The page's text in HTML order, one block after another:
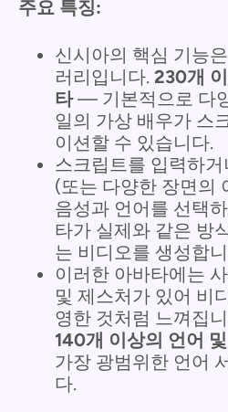
주요 특징:
신시아의 핵심 기능
러리입니다. 230개
타— 기본적으로 다
일의 가상 배우가 스
이션할 수 있습니다.
스크립트를 입력하
(또는 다양한 장면의
음성과 언어를 선택
타가 실제와 같은 방
는 비디오를 생성합
이러한 아바타에는
및 제스처가 있어 비
영한 것처럼 느껴집
140개 이상의 언어
가장 광범위한 언어
다.